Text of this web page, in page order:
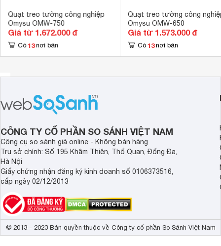
Quạt treo tường công nghiệp
Omysu OMW-750
Giá từ 1.672.000 đ
Có 13 nơi bán
Quạt treo tường công
Omysu OMW-650
Giá từ 1.573.000 đ
Có 13 nơi bán
CÔNG TY CỔ PHẦN SO SÁNH VIỆT NAM
Công cụ so sánh giá online - Không bán hàng
Trụ sở chính: Số 195 Khâm Thiên, Thổ Quan, Đống Đa,
Hà Nội
Giấy chứng nhận đăng ký kinh doanh số 0106373516,
cấp ngày 02/12/2013
© 2013 - 2023 Bản quyền thuộc về Công ty cổ phần So Sánh Việt Nam